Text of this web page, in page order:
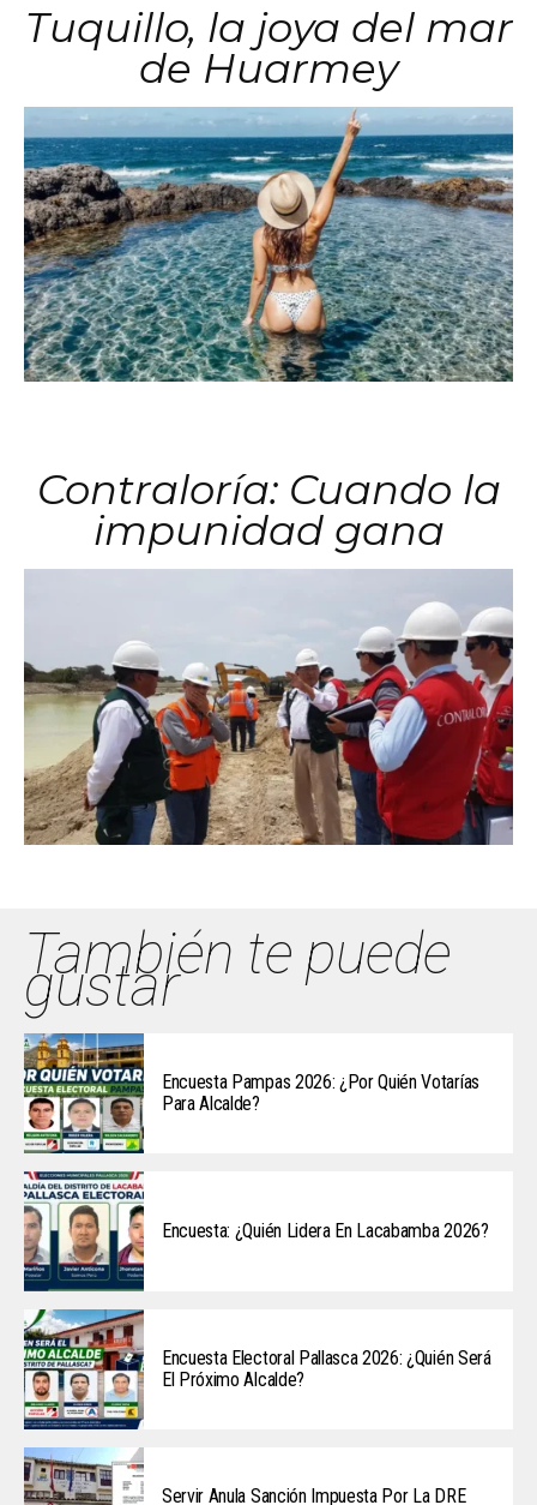
Tuquillo, la joya del mar
de Huarmey
Contraloría: Cuando la
impunidad gana
También te puede
gustar
Encuesta Pampas 2026: ¿Por Quién Votarías
Para Alcalde?
Encuesta: ¿Quién Lidera En Lacabamba 2026?
Encuesta Electoral Pallasca 2026: ¿Quién Será
El Próximo Alcalde?
Servir Anula Sanción Impuesta Por La DRE